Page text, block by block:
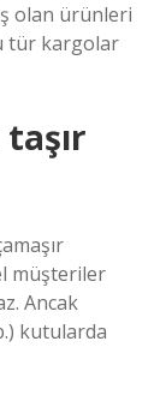
olan ürünleri
tür kargolar
müşteriler
Ancak
kutularda